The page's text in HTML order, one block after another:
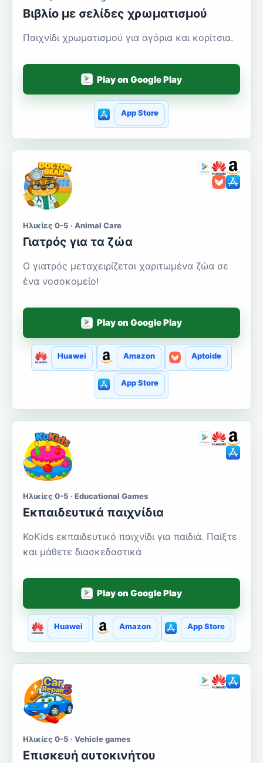
Βιβλίο με σελίδες χρωματισμού
Παιχνίδι χρωματισμού για αγόρια και κορίτσια.
Play on Google Play
App Store
Ηλικίες 0-5 · Animal Care
Γιατρός για τα ζώα
Ο γιατρός μεταχειρίζεται χαριτωμένα ζώα σε
ένα νοσοκομείο!
Play on Google Play
Huawei Amazon Aptoide
App Store
Ηλικίες 0-5 · Educational Games
Εκπαιδευτικά παιχνίδια
KoKids εκπαιδευτικό παιχνίδι για παιδιά. Παίξτε
και μάθετε διασκεδαστικά
Play on Google Play
Huawei Amazon App Store
Ηλικίες 0-5 · Vehicle games
Επισκευή αυτοκινήτου